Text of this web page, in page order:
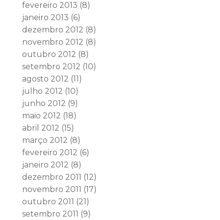
fevereiro 2013 (8)
janeiro 2013 (6)
dezembro 2012 (8)
novembro 2012 (8)
outubro 2012 (8)
setembro 2012 (10)
agosto 2012 (11)
julho 2012 (10)
junho 2012 (9)
maio 2012 (18)
abril 2012 (15)
março 2012 (8)
fevereiro 2012 (6)
janeiro 2012 (8)
dezembro 2011 (12)
novembro 2011 (17)
outubro 2011 (21)
setembro 2011 (9)